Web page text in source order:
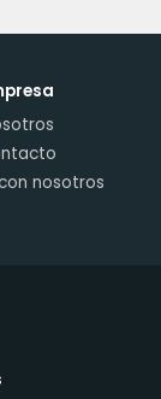
nosotros